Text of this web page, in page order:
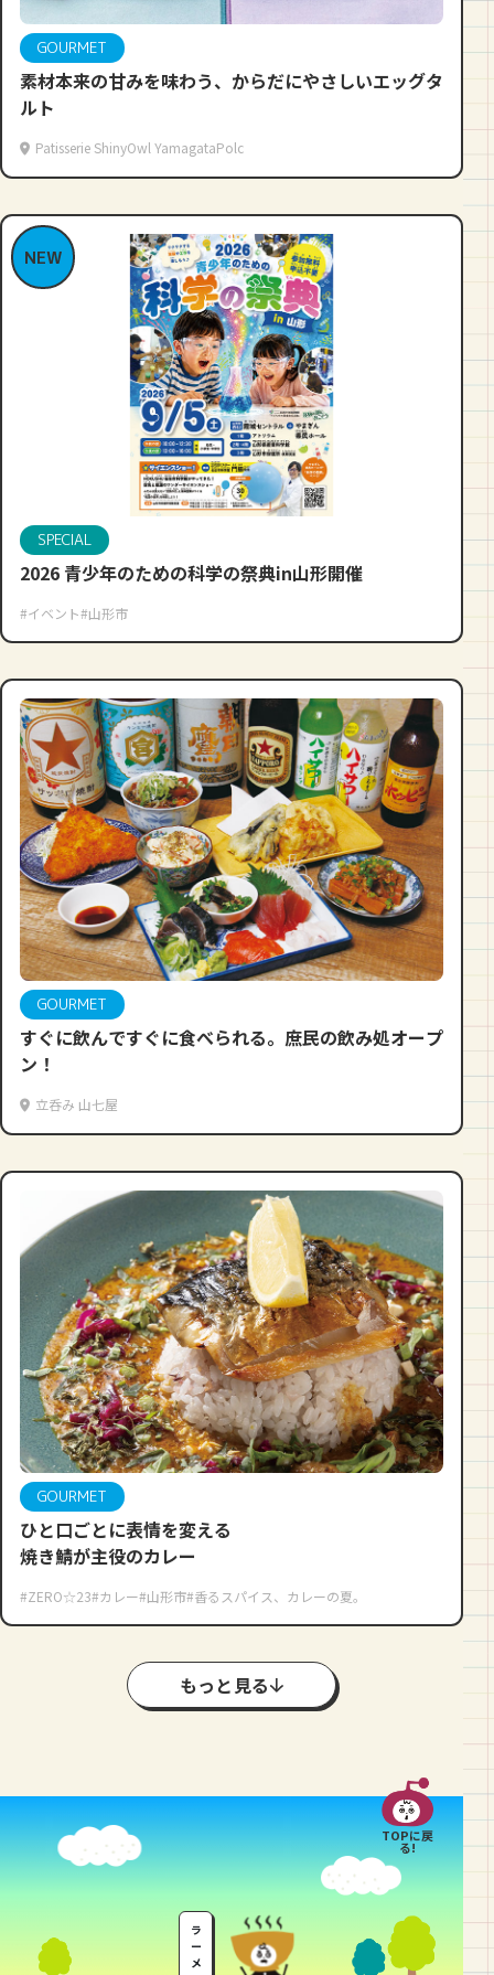
GOURMET
素材本来の甘みを味わう、からだにやさしいエッグタ
ルト
Patisserie ShinyOwl YamagataPolc
NEW
SPECIAL
2026 青少年のための科学の祭典in山形開催
#イベント#山形市
GOURMET
すぐに飲んですぐに食べられる。庶民の飲み処オープ
ン！
立呑み 山七屋
GOURMET
ひと口ごとに表情を変える
焼き鯖が主役のカレー
#ZERO☆23#カレー#山形市#香るスパイス、カレーの夏。
もっと見る
TOPに戻
る!
ラ
ー
メ